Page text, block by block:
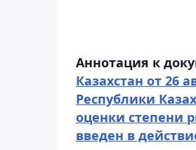
Аннотация к
Казахстан от 26
Республики
оценки степени
введен в